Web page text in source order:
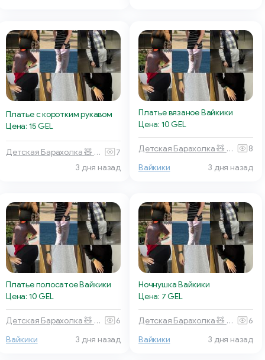
Платье с коротким рукавом
Цена: 15 GEL
Детская Барахолка 🧸 Батуми
7
3 дня назад
Платье вязаное Вайкики
Цена: 10 GEL
Детская Барахолка 🧸 Батуми
8
Вайкики
3 дня назад
Платье полосатое Вайкики
Цена: 10 GEL
Детская Барахолка 🧸 Батуми
6
Вайкики
3 дня назад
Ночнушка Вайкики
Цена: 7 GEL
Детская Барахолка 🧸 Батуми
6
Вайкики
3 дня назад